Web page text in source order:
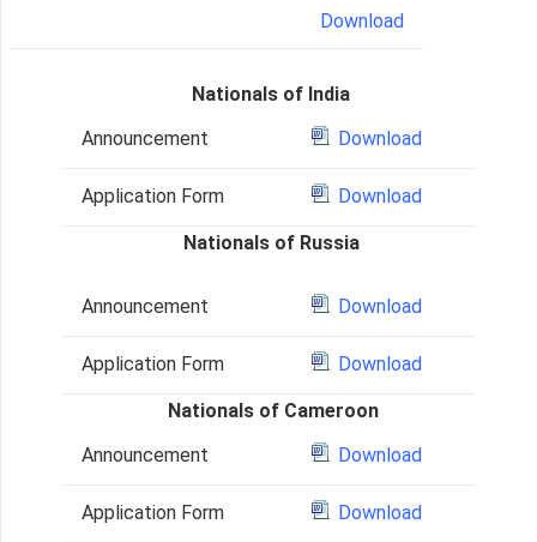
Download
Nationals of India
Announcement
Download
Application Form Download
Nationals of Russia
Announcement Download
Application Form Download
Nationals of Cameroon
Announcement
Download
Application Form Download